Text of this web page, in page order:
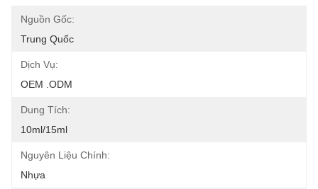
Nguồn Gốc:
Trung Quốc
Dịch Vụ:
OEM .ODM
Dung Tích:
10ml/15ml
Nguyên Liệu Chính:
Nhựa